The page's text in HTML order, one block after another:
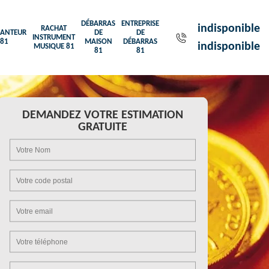
81
RACHAT
INSTRUMENT
MUSIQUE 81
DÉBARRAS
DE
MAISON
81
ENTREPRISE
DE
DÉBARRAS
81
indisponible
indisponible
DEMANDEZ VOTRE ESTIMATION
GRATUITE